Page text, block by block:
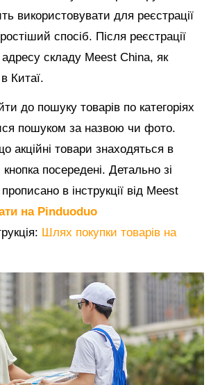
використовувати для реєстрації
спосіб. Після реєстрації
адресу складу Meest China, як
Китаї.
до пошуку товарів по категоріях
пошуком за назвою чи фото.
акційні товари знаходяться в
посередені. Детально зі
в інструкції від Meest
на Pinduoduo
Шлях покупки товарів на